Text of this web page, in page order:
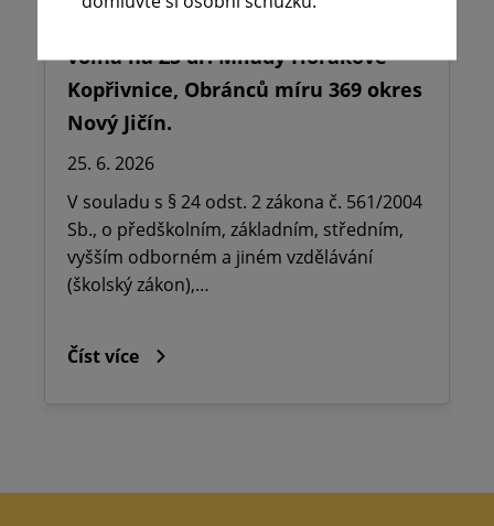
volna na ZŠ dr. Milady Horákové
Kopřivnice, Obránců míru 369 okres
Nový Jičín.
25. 6. 2026
V souladu s § 24 odst. 2 zákona č. 561/2004
Sb., o předškolním, základním, středním,
vyšším odborném a jiném vzdělávání
(školský zákon),…
Číst více